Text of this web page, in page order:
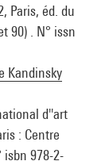
Paris, éd. du
90) . N° issn
Kandinsky
d''art
: Centre
isbn 978-2-